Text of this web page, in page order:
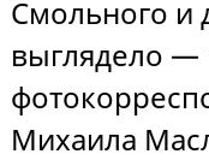
Смольного и
выглядело —
Михаила